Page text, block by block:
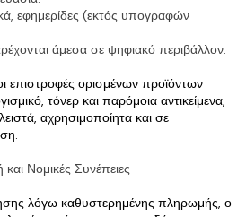
εφημερίδες (εκτός υπογραφών
άμεσα σε ψηφιακό περιβάλλον.
επιστροφές ορισμένων προϊόντων
τόνερ και παρόμοια αντικείμενα,
αχρησιμοποίητα και σε
Νομικές Συνέπειες
λόγω καθυστερημένης πληρωμής, ο